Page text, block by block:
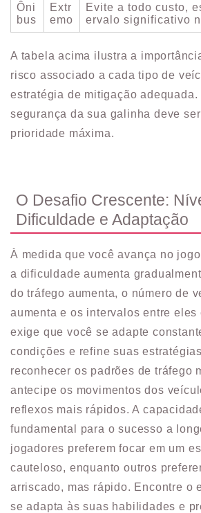
Ôni
bus
Extr
emo
Evite a todo custo,
ervalo significativo
A tabela acima ilustra a
risco associado a cada tipo de
estratégia de mitigação adequada.
segurança da sua galinha deve
prioridade máxima.
O Desafio Crescente:
Dificuldade e Adaptação
À medida que você avança no
a dificuldade aumenta
do tráfego aumenta, o número de
aumenta e os intervalos entre eles
exige que você se adapte
condições e refine suas
reconhecer os padrões de tráfego
antecipe os movimentos dos
reflexos mais rápidos. A
fundamental para o sucesso a
jogadores preferem focar em um
cauteloso, enquanto outros
arriscado, mas rápido. Encontre o
se adapta às suas habilidades e